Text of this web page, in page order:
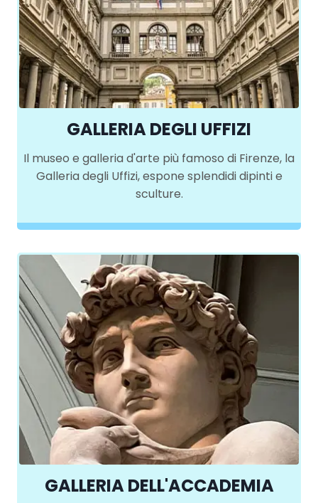
GALLERIA DEGLI UFFIZI
Il museo e galleria d'arte più famoso di Firenze, la
Galleria degli Uffizi, espone splendidi dipinti e
sculture.
GALLERIA DELL'ACCADEMIA